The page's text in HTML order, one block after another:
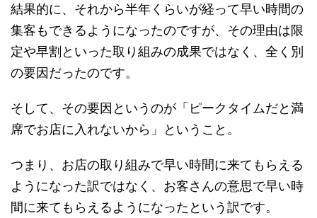
結果的に、それから半年くらいが経って早い時間の
集客もできるようになったのですが、その理由は限
定や早割といった取り組みの成果ではなく、全く別
の要因だったのです。
そして、その要因というのが「ピークタイムだと満
席でお店に入れないから」ということ。
つまり、お店の取り組みで早い時間に来てもらえる
ようになった訳ではなく、お客さんの意思で早い時
間に来てもらえるようになったという訳です。